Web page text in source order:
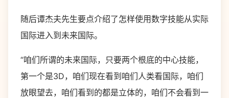
随后谭杰夫先生要点介绍了怎样使用数字技能从实际
国际进入到未来国际。
“咱们所谓的未来国际，只要两个根底的中心技能，
第一个是3D，咱们现在看到咱们人类看国际，咱们
放眼望去，咱们看到的都是立体的，咱们不会看到一